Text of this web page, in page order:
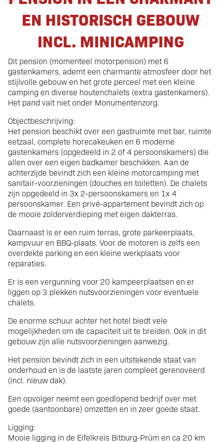
Pension | privewoning
EN HISTORISCH GEBOUW
INCL. MINICAMPING
Dit pension (momenteel motorpension) met 6
gastenkamers, ademt een charmante atmosfeer door het
stijlvolle gebouw en het grote perceel met een kleine
camping en diverse houtenchalets (extra gastenkamers).
Het pand valt niet onder Monumentenzorg.
Objectbeschrijving:
Het pension beschikt over een gastruimte met bar, ruimte
eetzaal, complete horecakeuken en 6 moderne
gastenkamers (opgedeeld in 2 of 4 persoonskamers) die
allen over een eigen badkamer beschikken. Aan de
achterzijde bevindt zich een kleine motorcamping met
sanitair-voorzieningen (douches en toiletten). De chalets
zijn opgedeeld in 3x 2-persoonskamers en 1x 4
persoonskamer. Een privé-appartement bevindt zich op
de mooie zolderverdieping met eigen dakterras.
Daarnaast is er een ruim terras, grote parkeerplaats,
kampvuur en BBQ-plaats. Voor de motoren is zelfs een
overdekte parking en een kleine werkplaats voor
reparaties.
Er is een vergunning voor 20 kampeerplaatsen en er
liggen op 3 plekken nutsvoorzieningen voor eventuele
chalets.
De enorme schuur achter het hotel biedt vele
mogelijkheden om de capaciteit uit te breiden. Ook in dit
gebouw zijn alle nutsvoorzieningen aanwezig.
Het pension bevindt zich in een uitstekende staat van
onderhoud en is de laatste jaren compleet gerenoveerd
(incl. nieuw dak).
Een opvolger neemt een goedlopend bedrijf over met
goede (aantoonbare) omzetten en in zeer goede staat.
Ligging:
Mooie ligging in de Eifelkreis Bitburg-Prüm en ca 20 km